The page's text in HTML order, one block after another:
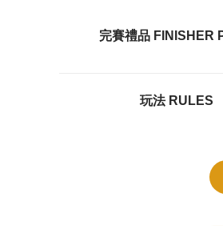
完賽禮品 FINISHER
玩法 RULES